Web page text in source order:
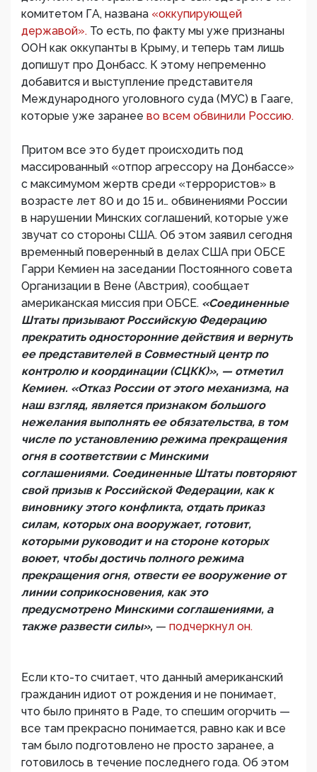
комитетом ГА, названа «оккупирующей
державой». То есть, по факту мы уже признаны
ООН как оккупанты в Крыму, и теперь там лишь
допишут про Донбасс. К этому непременно
добавится и выступление представителя
Международного уголовного суда (МУС) в Гааге,
которые уже заранее во всем обвинили Россию.
Притом все это будет происходить под
массированный «отпор агрессору на Донбассе»
с максимумом жертв среди «террористов» в
возрасте лет 80 и до 15 и… обвинениями России
в нарушении Минских соглашений, которые уже
звучат со стороны США. Об этом заявил сегодня
временный поверенный в делах США при ОБСЕ
Гарри Кемиен на заседании Постоянного совета
Организации в Вене (Австрия), сообщает
американская миссия при ОБСЕ. «Соединенные
Штаты призывают Российскую Федерацию
прекратить односторонние действия и вернуть
ее представителей в Совместный центр по
контролю и координации (СЦКК)», — отметил
Кемиен. «Отказ России от этого механизма, на
наш взгляд, является признаком большого
нежелания выполнять ее обязательства, в том
числе по установлению режима прекращения
огня в соответствии с Минскими
соглашениями. Соединенные Штаты повторяют
свой призыв к Российской Федерации, как к
виновнику этого конфликта, отдать приказ
силам, которых она вооружает, готовит,
которыми руководит и на стороне которых
воюет, чтобы достичь полного режима
прекращения огня, отвести ее вооружение от
линии соприкосновения, как это
предусмотрено Минскими соглашениями, а
также развести силы», — подчеркнул он.
Если кто-то считает, что данный американский
гражданин идиот от рождения и не понимает,
что было принято в Раде, то спешим огорчить —
все там прекрасно понимается, равно как и все
там было подготовлено не просто заранее, а
готовилось в течение последнего года. Об этом